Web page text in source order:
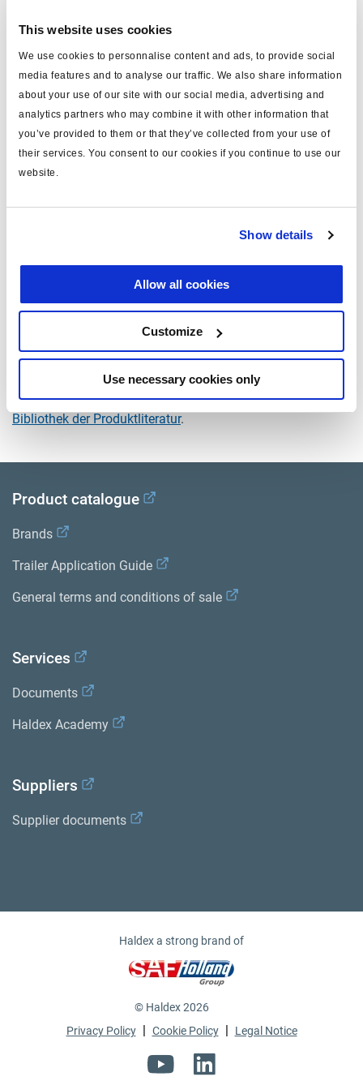
This website uses cookies
We use cookies to personnalise content and ads, to provide social
media features and to analyse our traffic. We also share information
about your use of our site with our social media, advertising and
analytics partners who may combine it with other information that
you’ve provided to them or that they’ve collected from your use of
their services. You consent to our cookies if you continue to use our
website.
Show details
Allow all cookies
Customize
Use necessary cookies only
Technische Daten
Typ Kabel (mm)
für ISO 7638
einschließlich
Gewicht (kg) 3.88
Dokumente
Sehen Sie sich alle verwandten Publikationen in unserem
Bibliothek der Produktliteratur.
Product catalogue
Brands
Trailer Application Guide
General terms and conditions of sale
Services
Documents
Haldex Academy
Suppliers
Supplier documents
Haldex a strong brand of
© Haldex 2026
Privacy Policy | Cookie Policy | Legal Notice